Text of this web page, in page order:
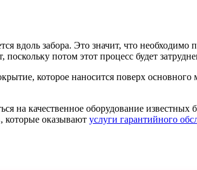
вдоль забора. Это значит, что
потом этот процесс будет
которое наносится поверх
на качественное оборудование
которые оказывают услуги гарантийного